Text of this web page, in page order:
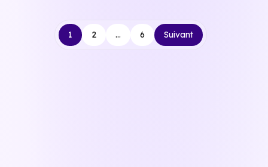
Navigation
des
1 2 … 6 Suivant